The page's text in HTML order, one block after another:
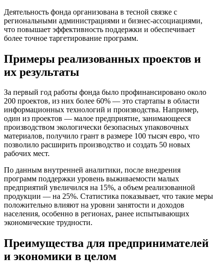
Деятельность фонда организована в тесной связке с
региональными администрациями и бизнес-ассоциациями,
что повышает эффективность поддержки и обеспечивает
более точное таргетирование программ.
Примеры реализованных проектов и
их результаты
За первый год работы фонда было профинансировано около
200 проектов, из них более 60% — это стартапы в области
информационных технологий и производства. Например,
один из проектов — малое предприятие, занимающееся
производством экологически безопасных упаковочных
материалов, получило грант в размере 100 тысяч евро, что
позволило расширить производство и создать 50 новых
рабочих мест.
По данным внутренней аналитики, после внедрения
программ поддержки уровень выживаемости малых
предприятий увеличился на 15%, а объем реализованной
продукции — на 25%. Статистика показывает, что такие меры
положительно влияют на уровни занятости и доходов
населения, особенно в регионах, ранее испытывающих
экономические трудности.
Преимущества для предпринимателей
и экономики в целом